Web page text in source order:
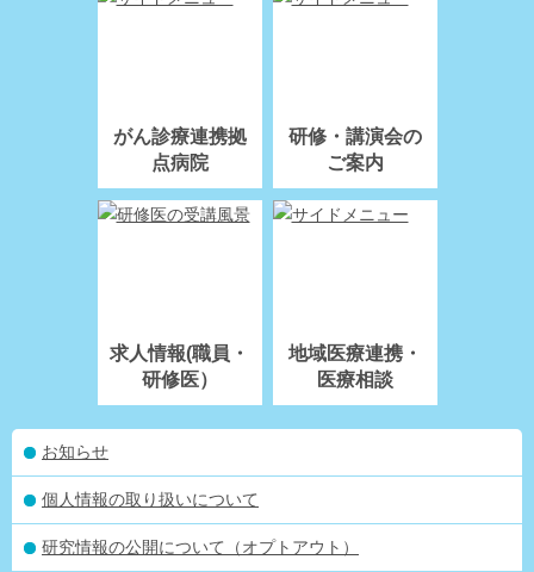
がん診療連携拠
点病院
研修・講演会の
ご案内
求人情報(職員・
研修医）
地域医療連携・
医療相談
お知らせ
個人情報の取り扱いについて
研究情報の公開について（オプトアウト）